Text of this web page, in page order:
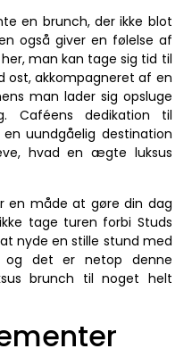
en brunch, der ikke blot
også giver en følelse af
man kan tage sig tid til
ost, akkompagneret af en
man lader sig opsluge
Caféens dedikation til
uundgåelig destination
hvad en ægte luksus
en måde at gøre din dag
tage turen forbi Studs
nyde en stille stund med
og det er netop denne
brunch til noget helt